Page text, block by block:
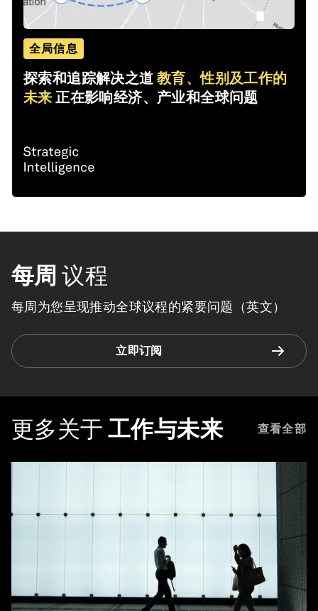
全局信息
探索和追踪解决之道教育、性别及工作的
未来 正在影响经济、产业和全球问题
每周 议程
每周为您呈现推动全球议程的紧要问题（英文）
立即订阅
更多关于 工作与未来 查看全部